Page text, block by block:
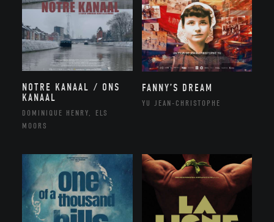
NOTRE KANAAL / ONS
KANAAL
DOMINIQUE HENRY, ELS
MOORS
FANNY’S DREAM
YU JEAN-CHRISTOPHE